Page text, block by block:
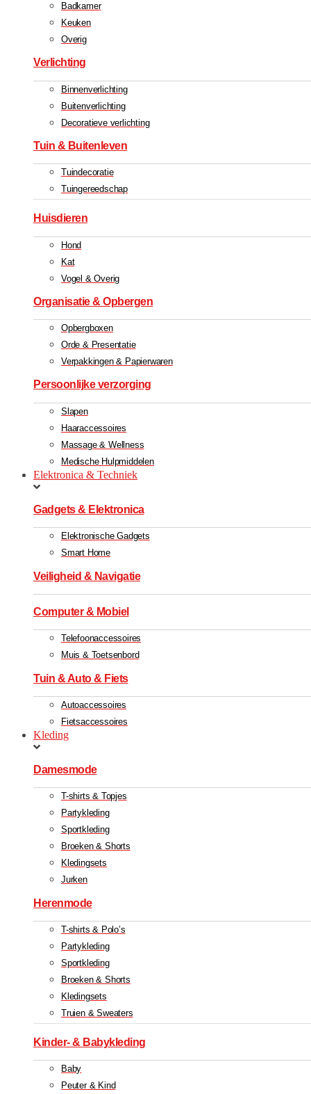
Badkamer
Keuken
Overig
Verlichting
Binnenverlichting
Buitenverlichting
Decoratieve verlichting
Tuin & Buitenleven
Tuindecoratie
Tuingereedschap
Huisdieren
Hond
Kat
Vogel & Overig
Organisatie & Opbergen
Opbergboxen
Orde & Presentatie
Verpakkingen & Papierwaren
Persoonlijke verzorging
Slapen
Haaraccessoires
Massage & Wellness
Medische Hulpmiddelen
Elektronica & Techniek
Gadgets & Elektronica
Elektronische Gadgets
Smart Home
Veiligheid & Navigatie
Computer & Mobiel
Telefoonaccessoires
Muis & Toetsenbord
Tuin & Auto & Fiets
Autoaccessoires
Fietsaccessoires
Kleding
Damesmode
T-shirts & Topjes
Partykleding
Sportkleding
Broeken & Shorts
Kledingsets
Jurken
Herenmode
T-shirts & Polo’s
Partykleding
Sportkleding
Broeken & Shorts
Kledingsets
Truien & Sweaters
Kinder- & Babykleding
Baby
Peuter & Kind